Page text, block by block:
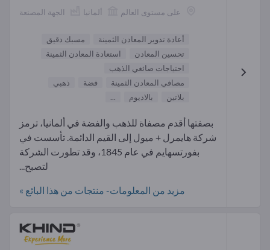
الجهة المصنعة ألمانيا على مستوى العالم
أعادة تدوير المعادن الثمينة
مسبك دقيق
تحسين المعادن
استعادة المعادن الثمينة
احتياجات صائغي الذهب
مصافي المعادن الثمينة
فضة
ذهبي
بلاتين
بالاديوم ...
بصفتها أقدم مصفاة للذهب والفضة في ألمانيا، ترمز
شركة هايمرل + ميول إلى القيم الدائمة. تأسست في
بفورتسهايم في عام 1845، وقد تطورت الشركة
لتصبح...
مزيد من المعلومات- منتجات من هذا البائع »